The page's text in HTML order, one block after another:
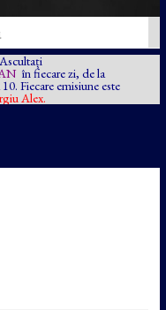
în fiecare zi, de la
Fiecare emisiune este
Alex.